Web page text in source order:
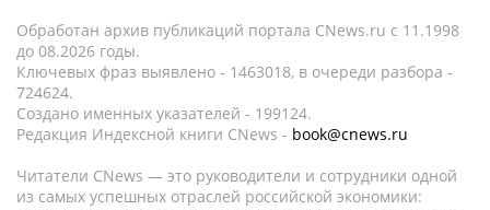
Обработан архив публикаций портала CNews.ru c 11.1998
до 08.2026 годы.
Ключевых фраз выявлено - 1463018, в очереди разбора -
724624.
Создано именных указателей - 199124.
Редакция Индексной книги CNews - book@cnews.ru
Читатели CNews — это руководители и сотрудники одной
из самых успешных отраслей российской экономики: